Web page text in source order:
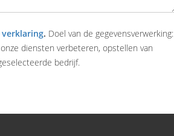
. Doel van de gegevensverwerking:
diensten verbeteren, opstellen van
bedrijf.